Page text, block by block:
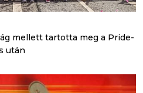
mellett tartotta meg a Pride-
után